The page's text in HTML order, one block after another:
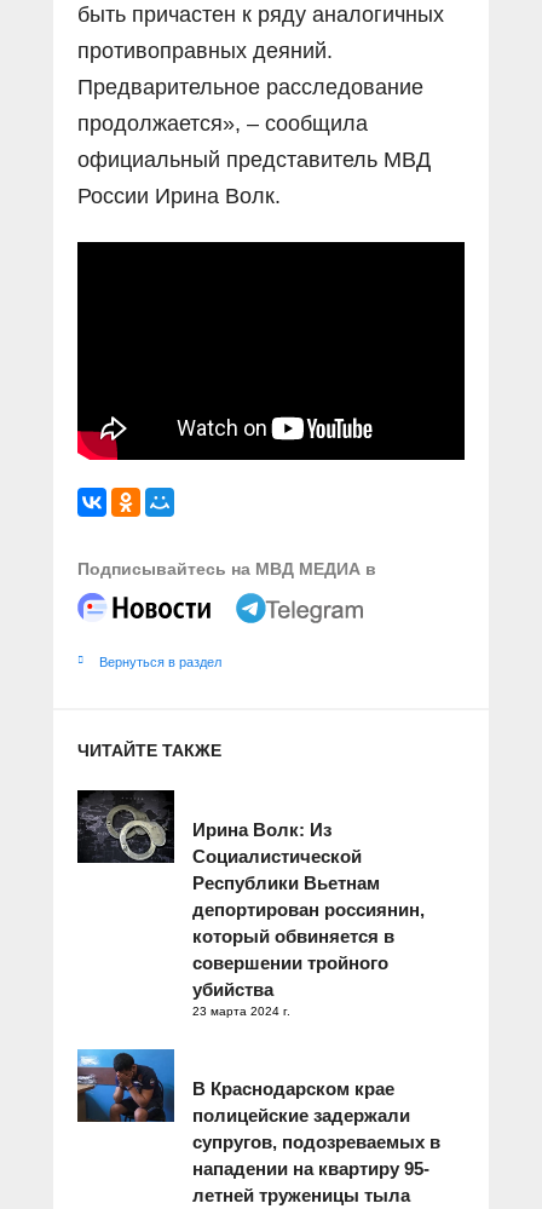
быть причастен к ряду аналогичных
противоправных деяний.
Предварительное расследование
продолжается», – сообщила
официальный представитель МВД
России Ирина Волк.
Подписывайтесь на МВД МЕДИА в
Вернуться в раздел
ЧИТАЙТЕ ТАКЖЕ
Ирина Волк: Из
Социалистической
Республики Вьетнам
депортирован россиянин,
который обвиняется в
совершении тройного
убийства
23 марта 2024 г.
В Краснодарском крае
полицейские задержали
супругов, подозреваемых в
нападении на квартиру 95-
летней труженицы тыла